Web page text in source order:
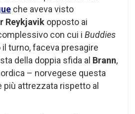
che aveva visto
Reykjavik opposto ai
con cui i Buddies
turno, faceva presagire
della doppia sfida al Brann,
– norvegese questa
più attrezzata rispetto al